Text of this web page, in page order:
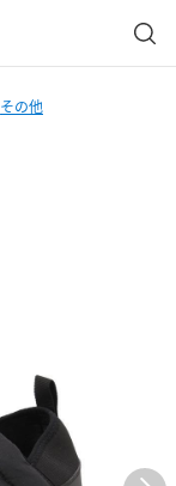
その他